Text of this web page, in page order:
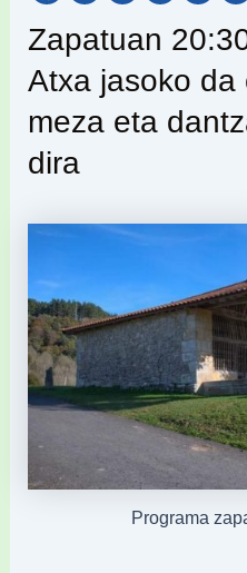
Zapatuan
Atxa jasoko da
meza eta
dira
Programa